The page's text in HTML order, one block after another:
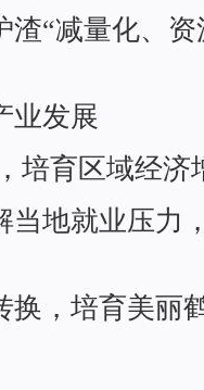
渣“减量化、
业发展
培育区域经济
当地就业压力
换，培育美丽